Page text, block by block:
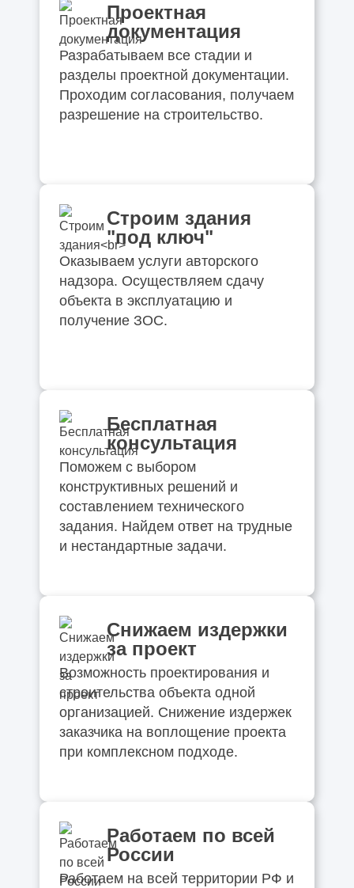
Проектная
документация
Разрабатываем все стадии и
разделы проектной документации.
Проходим согласования, получаем
разрешение на строительство.
Строим здания
"под ключ"
Оказываем услуги авторского
надзора. Осуществляем сдачу
объекта в эксплуатацию и
получение ЗОС.
Бесплатная
консультация
Поможем с выбором
конструктивных решений и
составлением технического
задания. Найдем ответ на трудные
и нестандартные задачи.
Снижаем издержки
за проект
Возможность проектирования и
строительства объекта одной
организацией. Снижение издержек
заказчика на воплощение проекта
при комплексном подходе.
Работаем по всей
России
Работаем на всей территории РФ и